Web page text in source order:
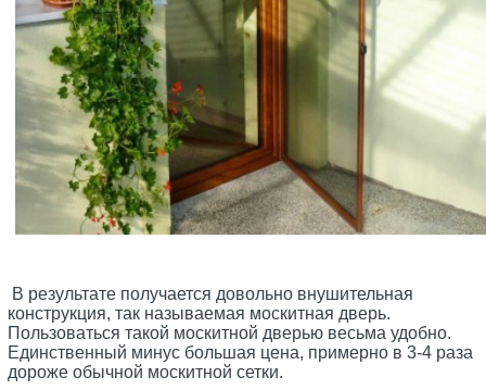
В результате получается довольно внушительная
конструкция, так называемая москитная дверь.
Пользоваться такой москитной дверью весьма удобно.
Единственный минус большая цена, примерно в 3-4 раза
дороже обычной москитной сетки.